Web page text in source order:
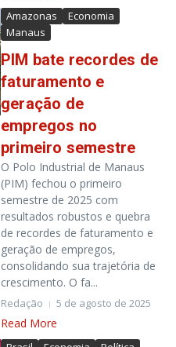
Amazonas
Economia
Manaus
PIM bate recordes de
faturamento e
geração de
empregos no
primeiro semestre
O Polo Industrial de Manaus
(PIM) fechou o primeiro
semestre de 2025 com
resultados robustos e quebra
de recordes de faturamento e
geração de empregos,
consolidando sua trajetória de
crescimento. O fa...
Redação 5 de agosto de 2025
Read More